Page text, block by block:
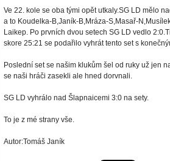
Ve 22. kole se oba tými opět utkaly.SG LD mělo
a to Koudelka-B,Janík-B,Mráza-S,Masař-
Laikep. Po prvních dvou setech SG LD vedlo
skore 25:21 se podařilo vyhrát tento set s
Poslední set se našim klukům šel od ruky už jen
se naši hráči zasekli ale hned dorvnali.
SG LD vyhrálo nad Šlapnaicemi 3:0 na sety.
To je z mé strany vše.
Autor:Tomáš Janík